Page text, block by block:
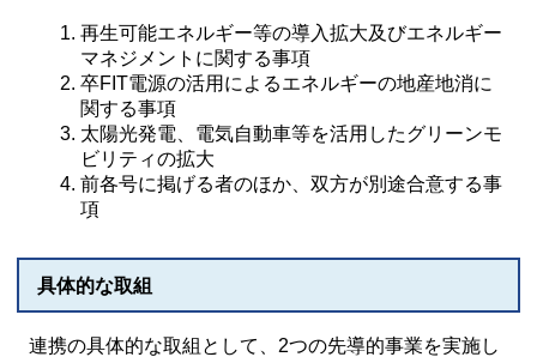
再生可能エネルギー等の導入拡大及びエネルギー
マネジメントに関する事項
卒FIT電源の活用によるエネルギーの地産地消に
関する事項
太陽光発電、電気自動車等を活用したグリーンモ
ビリティの拡大
前各号に掲げる者のほか、双方が別途合意する事
項
具体的な取組
連携の具体的な取組として、2つの先導的事業を実施し